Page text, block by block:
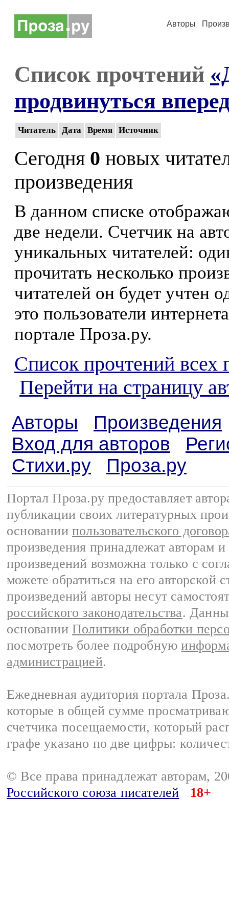
Авторы
Список прочтений
продвинуться
Читатель Дата Время Источник
Сегодня 0 новых
произведения
В данном списке
две недели. Счетчик на
уникальных читателей:
прочитать несколько
читателей он будет учтен
это пользователи
портале Проза.ру.
Список прочтений всех
Перейти на страницу
Авторы
Произведения
Вход для авторов
Стихи.ру
Проза.ру
Портал Проза.ру предоставляет
публикации своих литературных
основании пользовательского
произведения принадлежат авторам
произведений возможна только с
можете обратиться на его авторской
произведений авторы несут
российского законодательства.
основании Политики обработки
посмотреть более подробную
администрацией.
Ежедневная аудитория портала
которые в общей сумме
счетчика посещаемости, который
графе указано по две цифры:
© Все права принадлежат авторам,
Российского союза писателей
18+